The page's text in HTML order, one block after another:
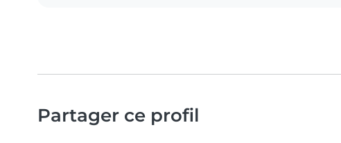
Partager ce profil